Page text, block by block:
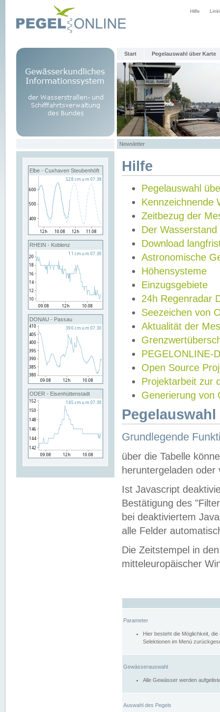
Hilfe
Start Pegelauswahl über Karte
Newsletter
Elbe - Cuxhaven Steubenhöft
RHEIN - Koblenz
DONAU - Passau
ODER - Eisenhüttenstadt
Hilfe
Pegelauswahl
Kennzeichnende
Zeitbezug der
Der Wasserstand
Download
Astronomische
Höhensysteme
Einzugsgebiete
24h Regenradar
Seezeichen von
Aktualität der
PEGELONLINE-
Open Source
Projektarbeit zur
Generierung von
Grundlegende
über die Tabelle
heruntergeladen oder
Ist Javascript
Bestätigung des
bei deaktiviertem
alle Felder
Die Zeitstempel in
mitteleuropäischer
Parameter
Hier besteht die Möglichkeit,
Selektionen im Menü
Gewässerauswahl
Alle Gewässer werden
Auswahl des Pegels